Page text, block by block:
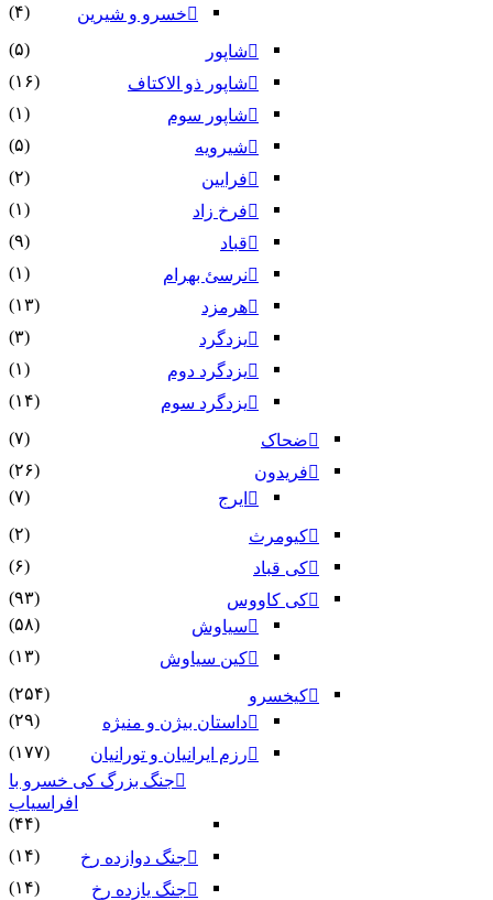
خسرو و شیرین
(۴)
شاپور
(۵)
شاپور ذو الاکتاف
(۱۶)
شاپور سوم‏
(۱)
شیرویه
(۵)
فرایین
(۲)
فرخ زاد
(۱)
قباد
(۹)
نرسئ بهرام‏
(۱)
هرمزد
(۱۳)
یزدگرد
(۳)
یزدگرد دوم
(۱)
یزدگرد سوم
(۱۴)
ضحاک
(۷)
فریدون
(۲۶)
ایرج
(۷)
کیومرث
(۲)
کی قباد
(۶)
کی کاووس
(۹۳)
سیاوش
(۵۸)
کین سیاوش
(۱۳)
کیخسرو
(۲۵۴)
داستان بیژن و منیژه
(۲۹)
رزم ایرانیان و تورانیان
(۱۷۷)
جنگ بزرگ کی خسرو با
افراسیاب
(۴۴)
جنگ دوازده رخ
(۱۴)
جنگ یازده رخ
(۱۴)